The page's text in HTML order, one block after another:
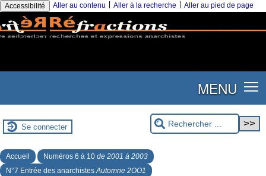
Accessibilité Aller au contenu Aller à la recherche Aller au pied de page
MENU
Se connecter
Accueil Numéros 6 à 10 de 2001 à 2003
N°7 Entrée des anarchistesAutomne 2OO1